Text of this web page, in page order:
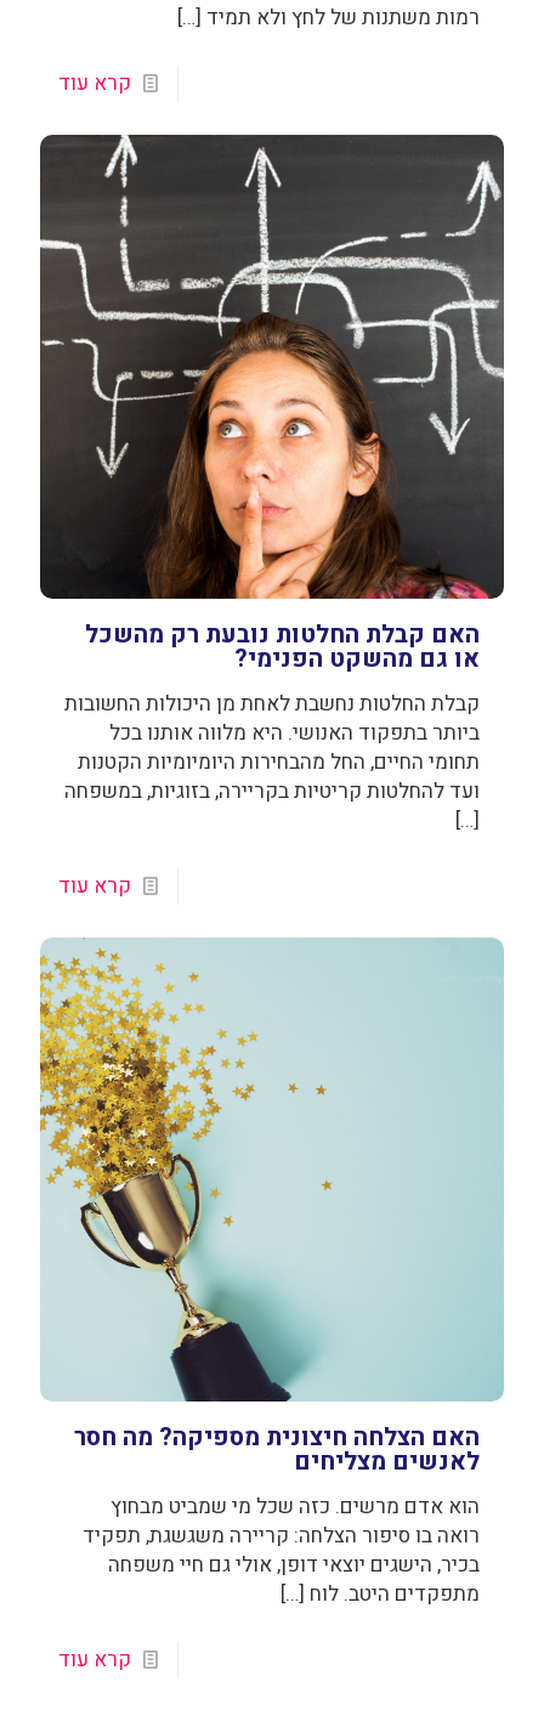
רמות משתנות של לחץ ולא תמיד […]
קרא עוד
האם קבלת החלטות נובעת רק מהשכל
או גם מהשקט הפנימי?
קבלת החלטות נחשבת לאחת מן היכולות החשובות
ביותר בתפקוד האנושי. היא מלווה אותנו בכל
תחומי החיים, החל מהבחירות היומיומיות הקטנות
ועד להחלטות קריטיות בקריירה, בזוגיות, במשפחה
[…]
קרא עוד
האם הצלחה חיצונית מספיקה? מה חסר
לאנשים מצליחים
הוא אדם מרשים. כזה שכל מי שמביט מבחוץ
רואה בו סיפור הצלחה: קריירה משגשגת, תפקיד
בכיר, הישגים יוצאי דופן, אולי גם חיי משפחה
מתפקדים היטב. לוח […]
קרא עוד